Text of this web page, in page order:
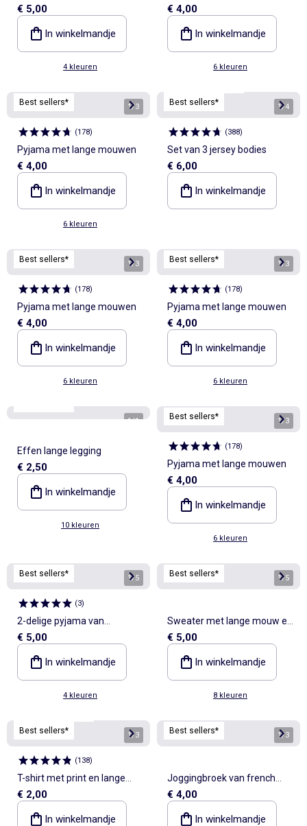
jerseytricot
€ 5,00
In winkelmandje
4 kleuren
terry
€ 4,00
In winkelmandje
6 kleuren
Best sellers* 1/3
(178)
Pyjama met lange mouwen
€ 4,00
In winkelmandje
6 kleuren
Best sellers*
1/4
(388)
Set van 3 jersey bodies
€ 6,00
In winkelmandje
Best sellers* 1/3
(178)
Pyjama met lange mouwen
€ 4,00
In winkelmandje
6 kleuren
Best sellers* 1/3
(178)
Pyjama met lange mouwen
€ 4,00
In winkelmandje
6 kleuren
1/1
Effen lange legging
€ 2,50
In winkelmandje
10 kleuren
Best sellers* 1/3
(178)
Pyjama met lange mouwen
€ 4,00
In winkelmandje
6 kleuren
Best sellers* 1/5
(3)
2-delige pyjama van
jerseytricot
€ 5,00
In winkelmandje
4 kleuren
Best sellers* 1/5
Sweater met lange mouw en
print
€ 5,00
In winkelmandje
8 kleuren
Best sellers*
1/3
(138)
T-shirt met print en lange
mouw
€ 2,00
In winkelmandje
Best sellers* 1/3
Joggingbroek van french
terry
€ 4,00
In winkelmandje